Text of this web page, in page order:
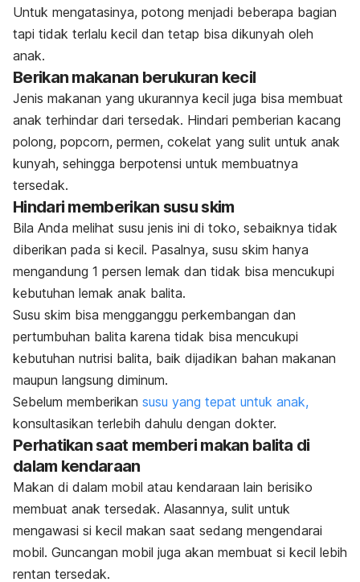
Untuk mengatasinya, potong menjadi beberapa bagian
tapi tidak terlalu kecil dan tetap bisa dikunyah oleh
anak.
Berikan makanan berukuran kecil
Jenis makanan yang ukurannya kecil juga bisa membuat
anak terhindar dari tersedak. Hindari pemberian kacang
polong, popcorn, permen, cokelat yang sulit untuk anak
kunyah, sehingga berpotensi untuk membuatnya
tersedak.
Hindari memberikan susu skim
Bila Anda melihat susu jenis ini di toko, sebaiknya tidak
diberikan pada si kecil. Pasalnya, susu skim hanya
mengandung 1 persen lemak dan tidak bisa mencukupi
kebutuhan lemak anak balita.
Susu skim bisa mengganggu perkembangan dan
pertumbuhan balita karena tidak bisa mencukupi
kebutuhan nutrisi balita, baik dijadikan bahan makanan
maupun langsung diminum.
Sebelum memberikan susu yang tepat untuk anak,
konsultasikan terlebih dahulu dengan dokter.
Perhatikan saat memberi makan balita di
dalam kendaraan
Makan di dalam mobil atau kendaraan lain berisiko
membuat anak tersedak. Alasannya, sulit untuk
mengawasi si kecil makan saat sedang mengendarai
mobil. Guncangan mobil juga akan membuat si kecil lebih
rentan tersedak.